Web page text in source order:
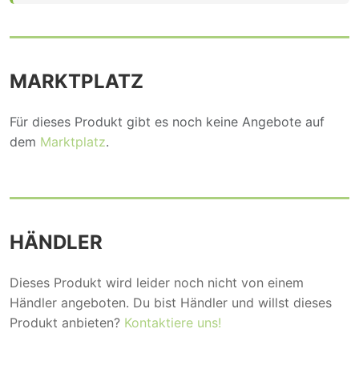
MARKTPLATZ
Für dieses Produkt gibt es noch keine Angebote auf
dem Marktplatz.
HÄNDLER
Dieses Produkt wird leider noch nicht von einem
Händler angeboten. Du bist Händler und willst dieses
Produkt anbieten? Kontaktiere uns!